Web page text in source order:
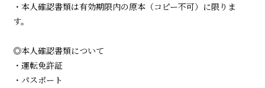
・本人確認書類は有効期限内の原本（コピー不可）に限りま
す。
◎本人確認書類について
・運転免許証
・パスポート